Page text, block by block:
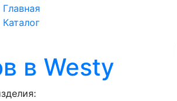
Главная
Каталог
в Westy